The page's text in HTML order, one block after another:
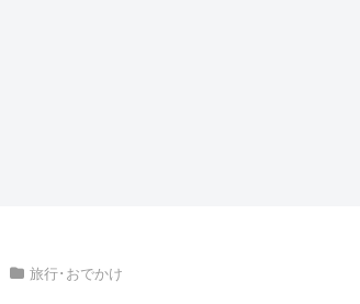
旅行･おでかけ